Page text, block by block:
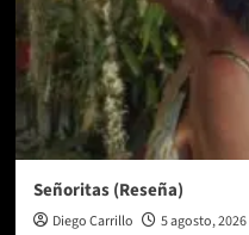
Señoritas (Reseña)
Diego Carrillo 5 agosto, 2026